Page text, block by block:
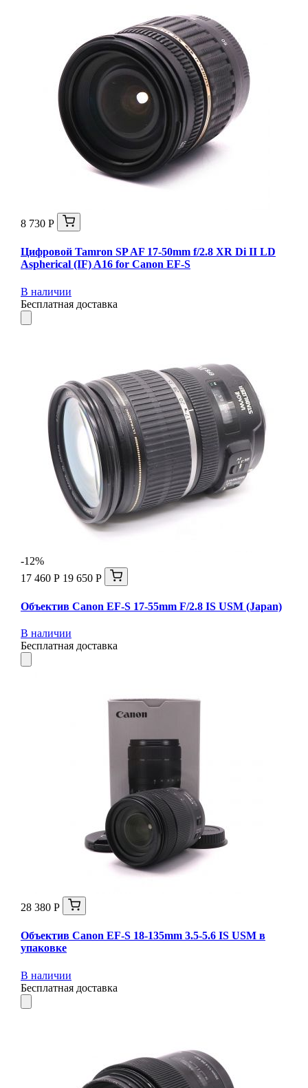
8 730 Р
Цифровой Tamron SP AF 17-50mm f/2.8 XR Di II LD
Aspherical (IF) A16 for Canon EF-S
В наличии
Бесплатная доставка
-12%
17 460 Р 19 650 Р
Объектив Canon EF-S 17-55mm F/2.8 IS USM (Japan)
В наличии
Бесплатная доставка
28 380 Р
Объектив Canon EF-S 18-135mm 3.5-5.6 IS USM в
упаковке
В наличии
Бесплатная доставка